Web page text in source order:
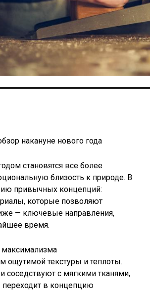
накануне нового года
становятся все более
близость к природе. В
привычных концепций:
которые позволяют
— ключевые направления,
время.
максимализма
ощутимой текстуры и теплоты.
соседствуют с мягкими тканями,
в концепцию